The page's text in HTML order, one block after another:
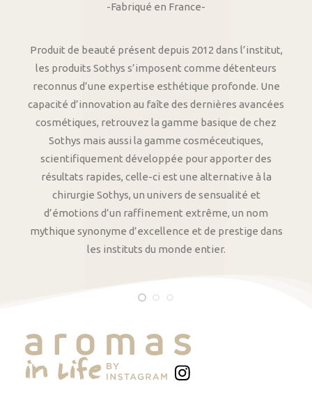
-Fabriqué en France-
Produit de beauté présent depuis 2012 dans l’institut,
les produits Sothys s’imposent comme détenteurs
reconnus d’une expertise esthétique profonde. Une
capacité d’innovation au faîte des dernières avancées
cosmétiques, retrouvez la gamme basique de chez
Sothys mais aussi la gamme cosméceutiques,
scientifiquement développée pour apporter des
résultats rapides, celle-ci est une alternative à la
chirurgie Sothys, un univers de sensualité et
d’émotions d’un raffinement extrême, un nom
mythique synonyme d’excellence et de prestige dans
les instituts du monde entier.